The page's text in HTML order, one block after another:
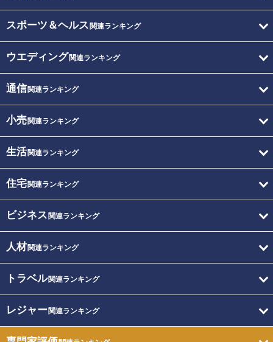
スポーツ＆ヘルス 関連ランキング
ウエディング関連ランキング
通信関連ランキング
小売関連ランキング
生活関連ランキング
住宅関連ランキング
ビジネス 関連ランキング
人材関連ランキング
トラベル関連ランキング
レジャー関連ランキング